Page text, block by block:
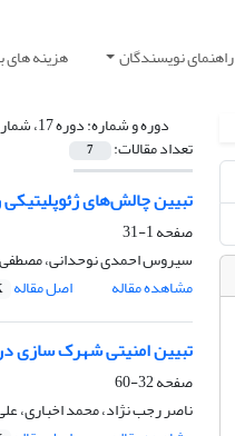
راهنمای نویسندگان هزینه های
دوره و شماره:دوره 17، شماره 3، پاییز 1400، صفحه 1-195
تعداد مقالات: 7
تبیین چالش‌های ژئوپلیتیکی
صفحه1-31
سیروس احمدی نوحدانی،
مشاهده مقاله
اصل مقاله
تبیین امنیتی شهرک سازی در
صفحه32-60
ناصر رجب نژاد، محمد اخباری،